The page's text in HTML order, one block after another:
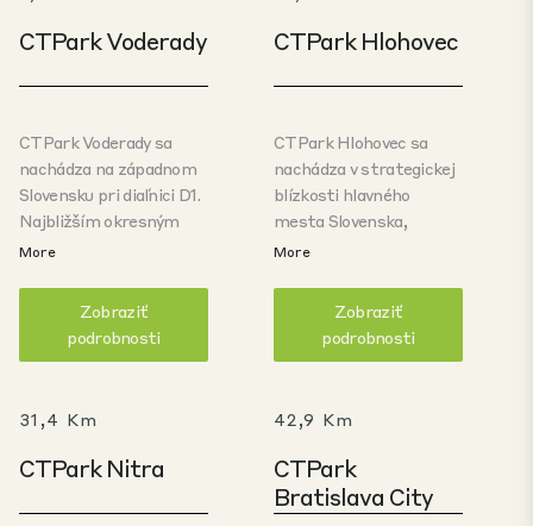
CTPark Voderady
CTPark Voderady sa
nachádza na západnom
Slovensku pri diaľnici D1.
Najbližším okresným
mestom je Trnava (10
približne 50 km. Ďalšou
výhodou parku je tesná
ako sú AUDIA Plastics
(Plastics), Samsung
Electronics
(elektronika) a Stellantis
More
Zobraziť
podrobnosti
CTPark Hlohovec
CTPark Hlohovec sa
nachádza v strategickej
blízkosti hlavného
mesta Slovenska,
Bratislavy, na výhodnom
Trnavu s Rakúskom a
Maďarskom na západe,
severe. Tento závod,
prispôsobený na výrobu
automobilových
komponentov, logistiku a
More
Zobraziť
podrobnosti
31,4 Km
CTPark Nitra
42,9 Km
CTPark
Bratislava City